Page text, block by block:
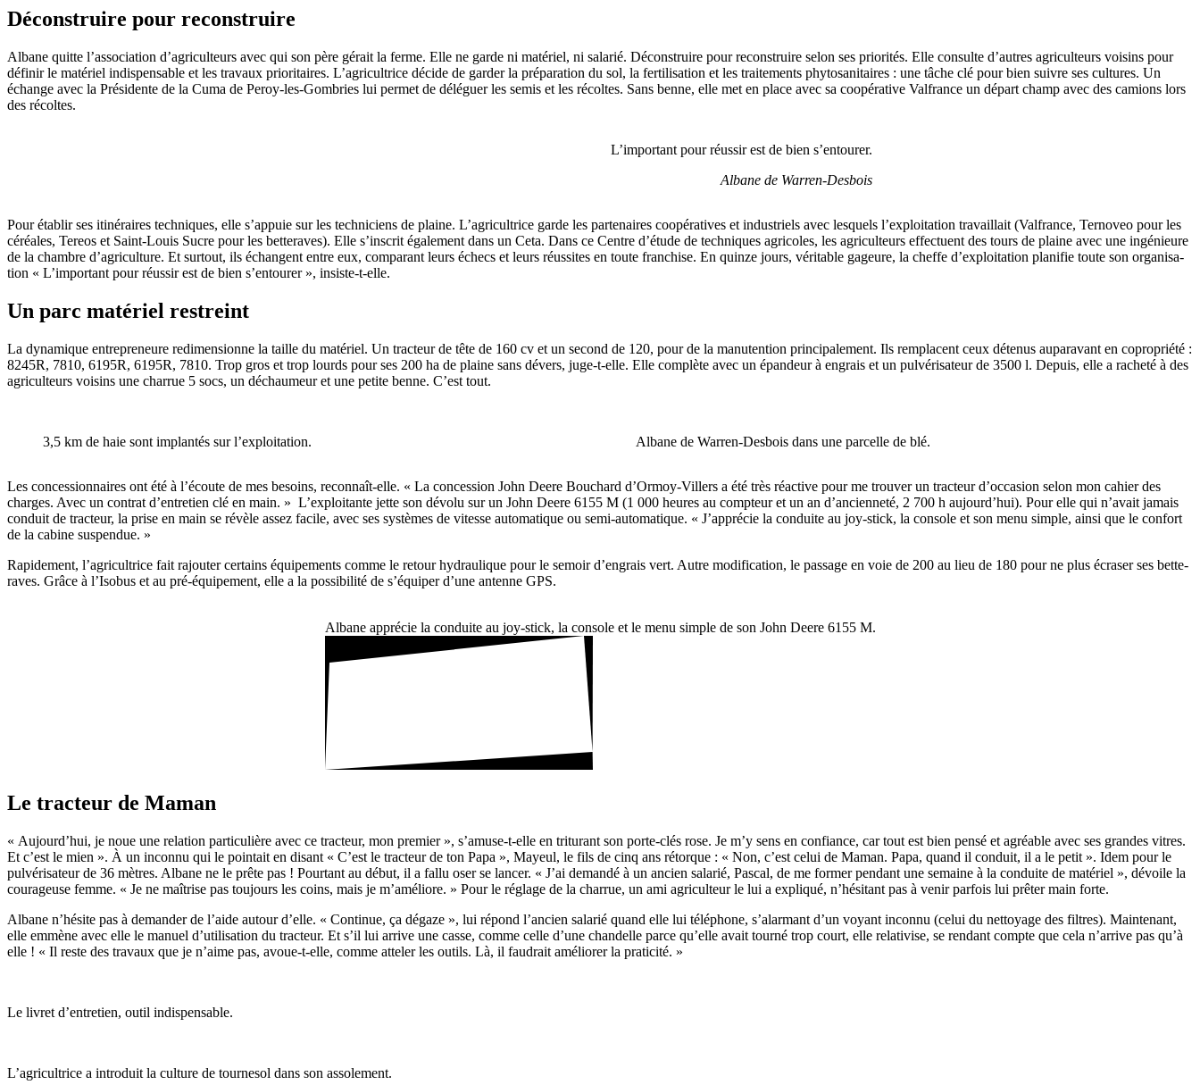
Décons­truire pour recons­truire
Albane quitte l’association d’agriculteurs avec qui son père gérait la ferme. Elle ne garde ni maté­riel, ni salarié. Décons­truire pour recons­truire selon ses prio­rités. Elle consulte d’autres agri­cul­teurs voisins pour
définir le maté­riel indis­pen­sable et les travaux prio­ri­taires. L’agricultrice décide de garder la prépa­ra­tion du sol, la ferti­li­sa­tion et les trai­te­ments phyto­sa­ni­taires : une tâche clé pour bien suivre ses cultures. Un
échange avec la Prési­dente de la Cuma de Peroy-les-Gombries lui permet de délé­guer les semis et les récoltes. Sans benne, elle met en place avec sa coopé­ra­tive Valfrance un départ champ avec des camions lors
des récoltes.
L’important pour réussir est de bien s’entourer.
Albane de Warren-Desbois
Pour établir ses itiné­raires tech­niques, elle s’appuie sur les tech­ni­ciens de plaine. L’agricultrice garde les parte­naires coopé­ra­tives et indus­triels avec lesquels l’exploitation travaillait (Valfrance, Ternoveo pour les
céréales, Tereos et Saint-Louis Sucre pour les bette­raves). Elle s’inscrit égale­ment dans un Ceta. Dans ce Centre d’étude de tech­niques agri­coles, les agri­cul­teurs effec­tuent des tours de plaine avec une ingé­nieure
de la chambre d’agriculture. Et surtout, ils échangent entre eux, compa­rant leurs échecs et leurs réus­sites en toute fran­chise. En quinze jours, véri­table gageure, la cheffe d’exploitation planifie toute son orga­ni­sa­
tion « L’important pour réussir est de bien s’entourer », insiste-t-elle.
Un parc maté­riel restreint
La dyna­mique entre­pre­neure redi­men­sionne la taille du maté­riel. Un trac­teur de tête de 160 cv et un second de 120, pour de la manu­ten­tion prin­ci­pa­le­ment. Ils remplacent ceux détenus aupa­ra­vant en copro­priété :
8245R, 7810, 6195R, 6195R, 7810. Trop gros et trop lourds pour ses 200 ha de plaine sans dévers, juge-t-elle. Elle complète avec un épan­deur à engrais et un pulvé­ri­sa­teur de 3500 l. Depuis, elle a racheté à des
agri­cul­teurs voisins une charrue 5 socs, un déchau­meur et une petite benne. C’est tout.
3,5 km de haie sont implantés sur l’exploitation. Albane de Warren-Desbois dans une parcelle de blé.
Les conces­sion­naires ont été à l’écoute de mes besoins, recon­naît-elle. « La conces­sion John Deere Bouchard d’Ormoy-Villers a été très réac­tive pour me trouver un trac­teur d’occasion selon mon cahier des
charges. Avec un contrat d’entretien clé en main. » L’exploitante jette son dévolu sur un John Deere 6155 M (1 000 heures au comp­teur et un an d’ancienneté, 2 700 h aujourd’hui). Pour elle qui n’avait jamais
conduit de trac­teur, la prise en main se révèle assez facile, avec ses systèmes de vitesse auto­ma­tique ou semi-auto­ma­tique. « J’apprécie la conduite au joy-stick, la console et son menu simple, ainsi que le confort
de la cabine suspendue. »
Rapi­de­ment, l’agricultrice fait rajouter certains équi­pe­ments comme le retour hydrau­lique pour le semoir d’engrais vert. Autre modi­fi­ca­tion, le passage en voie de 200 au lieu de 180 pour ne plus écraser ses bette­
raves. Grâce à l’Isobus et au pré-équi­pe­ment, elle a la possi­bi­lité de s’équiper d’une antenne GPS.
Albane apprécie la conduite au joy-stick, la console et le menu simple de son John Deere 6155 M.
Le trac­teur de Maman
« Aujourd’hui, je noue une rela­tion parti­cu­lière avec ce trac­teur, mon premier », s’amuse-t-elle en tritu­rant son porte-clés rose. Je m’y sens en confiance, car tout est bien pensé et agréable avec ses grandes vitres.
Et c’est le mien ». À un inconnu qui le poin­tait en disant « C’est le trac­teur de ton Papa », Mayeul, le fils de cinq ans rétorque : « Non, c’est celui de Maman. Papa, quand il conduit, il a le petit ». Idem pour le
pulvé­ri­sa­teur de 36 mètres. Albane ne le prête pas ! Pour­tant au début, il a fallu oser se lancer. « J’ai demandé à un ancien salarié, Pascal, de me former pendant une semaine à la conduite de maté­riel », dévoile la
coura­geuse femme. « Je ne maîtrise pas toujours les coins, mais je m’améliore. » Pour le réglage de la charrue, un ami agri­cul­teur le lui a expliqué, n’hésitant pas à venir parfois lui prêter main forte.
Albane n’hésite pas à demander de l’aide autour d’elle. « Continue, ça dégaze », lui répond l’ancien salarié quand elle lui télé­phone, s’alarmant d’un voyant inconnu (celui du nettoyage des filtres). Main­te­nant,
elle emmène avec elle le manuel d’utilisation du trac­teur. Et s’il lui arrive une casse, comme celle d’une chan­delle parce qu’elle avait tourné trop court, elle rela­ti­vise, se rendant compte que cela n’arrive pas qu’à
elle ! « Il reste des travaux que je n’aime pas, avoue-t-elle, comme atteler les outils. Là, il faudrait améliorer la prati­cité. »
Le livret d’entretien, outil indis­pen­sable.
L’agricultrice a intro­duit la culture de tour­nesol dans son asso­le­ment.